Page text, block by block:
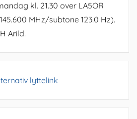
kl. 21.30 over LA5OR
MHz/subtone 123.0 Hz).
Arild.
lyttelink